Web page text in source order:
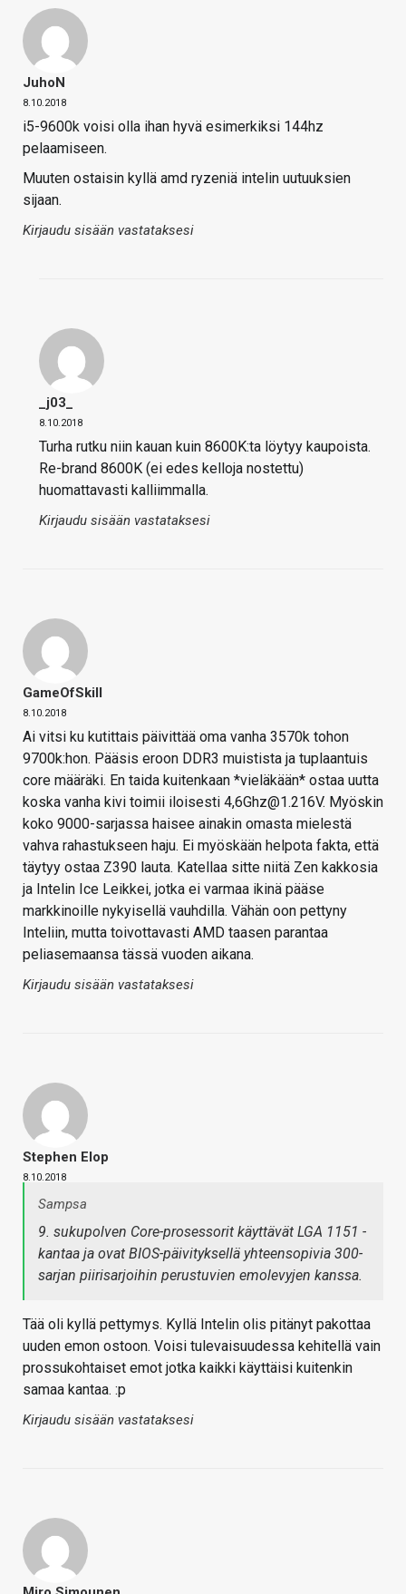
JuhoN
8.10.2018
i5-9600k voisi olla ihan hyvä esimerkiksi 144hz
pelaamiseen.
Muuten ostaisin kyllä amd ryzeniä intelin uutuuksien
sijaan.
Kirjaudu sisään vastataksesi
_j03_
8.10.2018
Turha rutku niin kauan kuin 8600K:ta löytyy kaupoista.
Re-brand 8600K (ei edes kelloja nostettu)
huomattavasti kalliimmalla.
Kirjaudu sisään vastataksesi
GameOfSkill
8.10.2018
Ai vitsi ku kutittais päivittää oma vanha 3570k tohon
9700k:hon. Pääsis eroon DDR3 muistista ja tuplaantuis
core määräki. En taida kuitenkaan *vieläkään* ostaa uutta
koska vanha kivi toimii iloisesti 4,6Ghz@1.216V. Myöskin
koko 9000-sarjassa haisee ainakin omasta mielestä
vahva rahastukseen haju. Ei myöskään helpota fakta, että
täytyy ostaa Z390 lauta. Katellaa sitte niitä Zen kakkosia
ja Intelin Ice Leikkei, jotka ei varmaa ikinä pääse
markkinoille nykyisellä vauhdilla. Vähän oon pettyny
Inteliin, mutta toivottavasti AMD taasen parantaa
peliasemaansa tässä vuoden aikana.
Kirjaudu sisään vastataksesi
Stephen Elop
8.10.2018
Sampsa
9. sukupolven Core-prosessorit käyttävät LGA 1151 -
kantaa ja ovat BIOS-päivityksellä yhteensopivia 300-
sarjan piirisarjoihin perustuvien emolevyjen kanssa.
Tää oli kyllä pettymys. Kyllä Intelin olis pitänyt pakottaa
uuden emon ostoon. Voisi tulevaisuudessa kehitellä vain
prossukohtaiset emot jotka kaikki käyttäisi kuitenkin
samaa kantaa. :p
Kirjaudu sisään vastataksesi